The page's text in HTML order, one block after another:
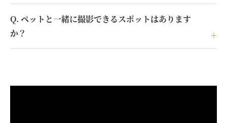
Q. ペットと一緒に撮影できるスポットはあります
か？